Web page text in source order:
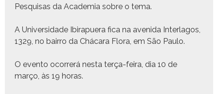
Pesquisas da Acad­e­mia sobre o tema.
A Uni­ver­si­dade Ibi­ra­puera fica na aveni­da Inter­la­gos,
1329, no bair­ro da Chá­cara Flo­ra, em São Paulo.
O even­to ocor­rerá nes­ta terça-feira, dia 10 de
março, às 19 horas.